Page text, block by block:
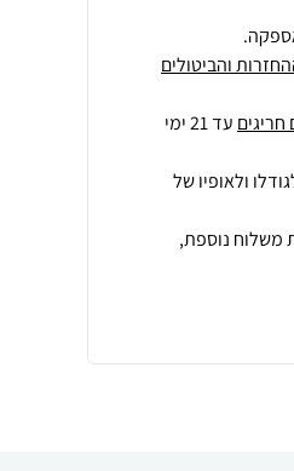
והביטולים
חריגים
עד 21 ימי
ולאופיו של
משלוח נוספת,